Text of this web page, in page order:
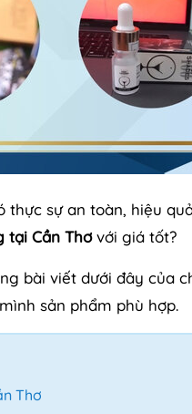
thực sự an toàn, hiệu
tại Cần Thơvới giá tốt?
bài viết dưới đây của
sản phẩm phù hợp.
Thơ